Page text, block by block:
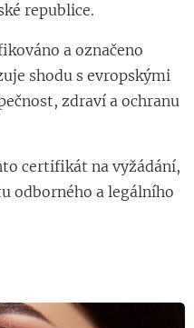
republice.
a označeno
shodu s evropskými
zdraví a ochranu
certifikát na vyžádání,
odborného a legálního